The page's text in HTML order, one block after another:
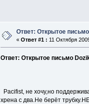
Ответ: Открытое
« Ответ #1 : 11 Октября
Ответ: Открытое письмо
Pacifist, не хочу,но
хрена с два.Не берёт